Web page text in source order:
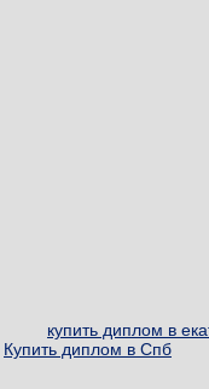
купить диплом в
Купить диплом в Спб